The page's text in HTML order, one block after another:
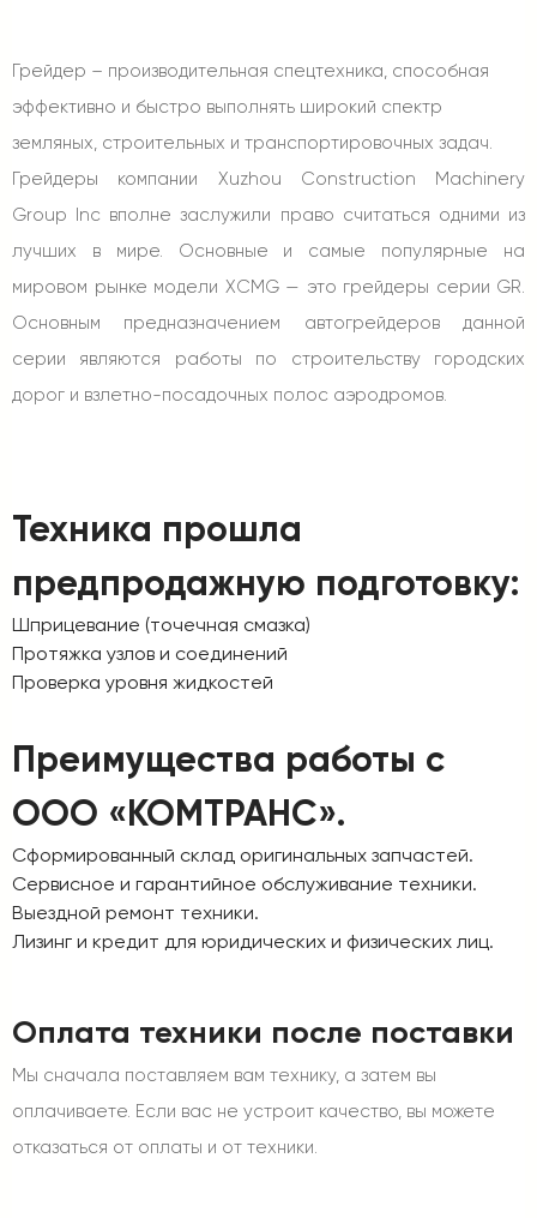
Грейдер – производительная спецтехника, способная
эффективно и быстро выполнять широкий спектр
земляных, строительных и транспортировочных задач.
Грейдеры компании Xuzhou Construction Machinery
Group Inc вполне заслужили право считаться одними из
лучших в мире. Основные и самые популярные на
мировом рынке модели XCMG — это грейдеры серии GR.
Основным предназначением автогрейдеров данной
серии являются работы по строительству городских
дорог и взлетно-посадочных полос аэродромов.
Техника прошла
предпродажную подготовку:
Шприцевание (точечная смазка)
Протяжка узлов и соединений
Проверка уровня жидкостей
Преимущества работы с
ООО «КОМТРАНС».
Сформированный склад оригинальных запчастей.
Сервисное и гарантийное обслуживание техники.
Выездной ремонт техники.
Лизинг и кредит для юридических и физических лиц.
Оплата техники после поставки
Мы сначала поставляем вам технику, а затем вы
оплачиваете. Если вас не устроит качество, вы можете
отказаться от оплаты и от техники.